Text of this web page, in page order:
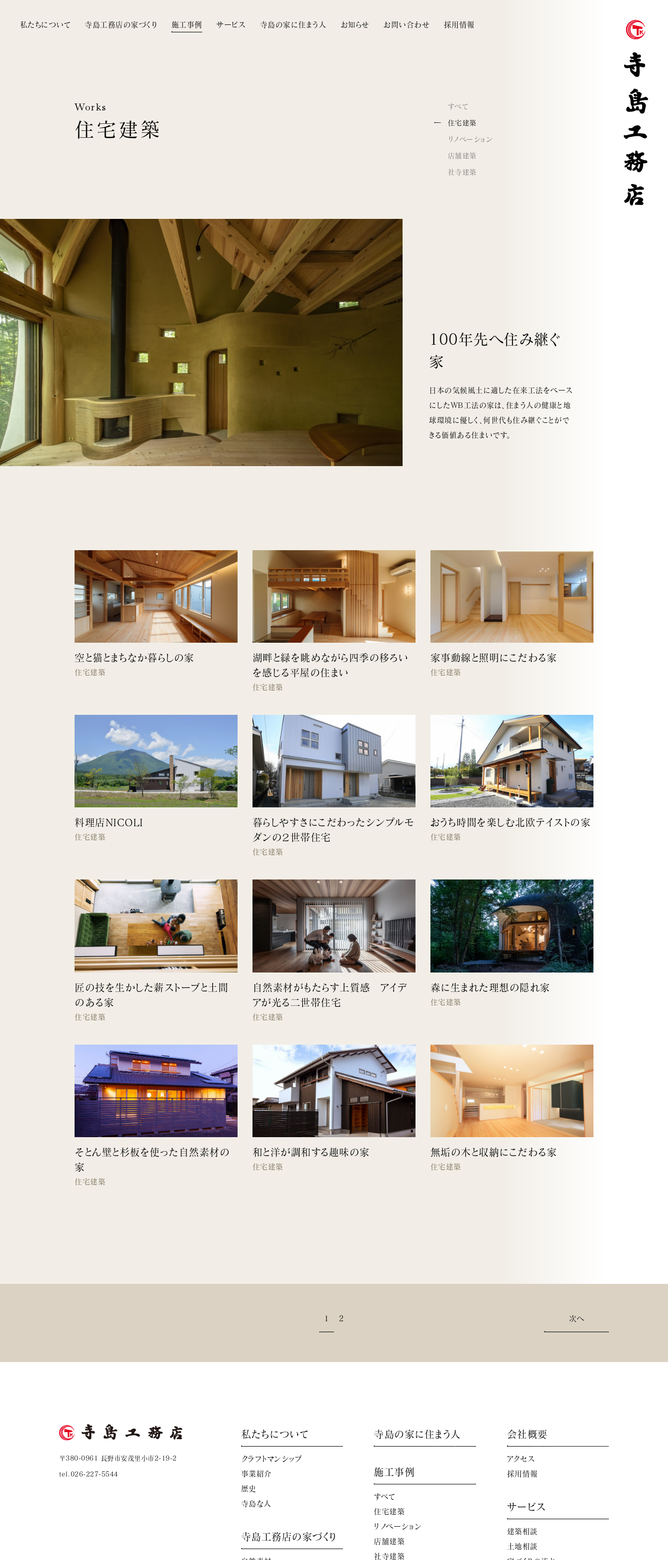
私たちについて 寺島工務店の家づくり 施工事例 サービス 寺島の家に住まう人 お知らせ お問い合わせ 採用情報
Works
住宅建築
すべて
住宅建築
リノベーション
店舗建築
社寺建築
100年先へ住み継ぐ
家
日本の気候風土に適した在来工法をベース
にしたWB工法の家は、住まう人の健康と地
球環境に優しく、何世代も住み継ぐことがで
きる価値ある住まいです。
空と猫とまちなか暮らしの家
住宅建築
湖畔と緑を眺めながら四季の移ろい
を感じる平屋の住まい
住宅建築
家事動線と照明にこだわる家
住宅建築
料理店ＮＩＣＯＬＩ
住宅建築
暮らしやすさにこだわったシンプルモ
ダンの２世帯住宅
住宅建築
おうち時間を楽しむ北欧テイストの家
住宅建築
匠の技を生かした薪ストーブと土間
のある家
住宅建築
自然素材がもたらす上質感 アイデ
アが光る二世帯住宅
住宅建築
森に生まれた理想の隠れ家
住宅建築
そとん壁と杉板を使った自然素材の
家
住宅建築
和と洋が調和する趣味の家
住宅建築
無垢の木と収納にこだわる家
住宅建築
1 2 次へ
〒380-0961 長野市安茂里小市2-19-2
tel.026-227-5544
私たちについて
クラフトマンシップ
事業紹介
歴史
寺島な人
寺島工務店の家づくり
寺島の家に住まう人
施工事例
すべて
住宅建築
リノベーション
店舗建築
社寺建築
会社概要
アクセス
採用情報
サービス
建築相談
土地相談